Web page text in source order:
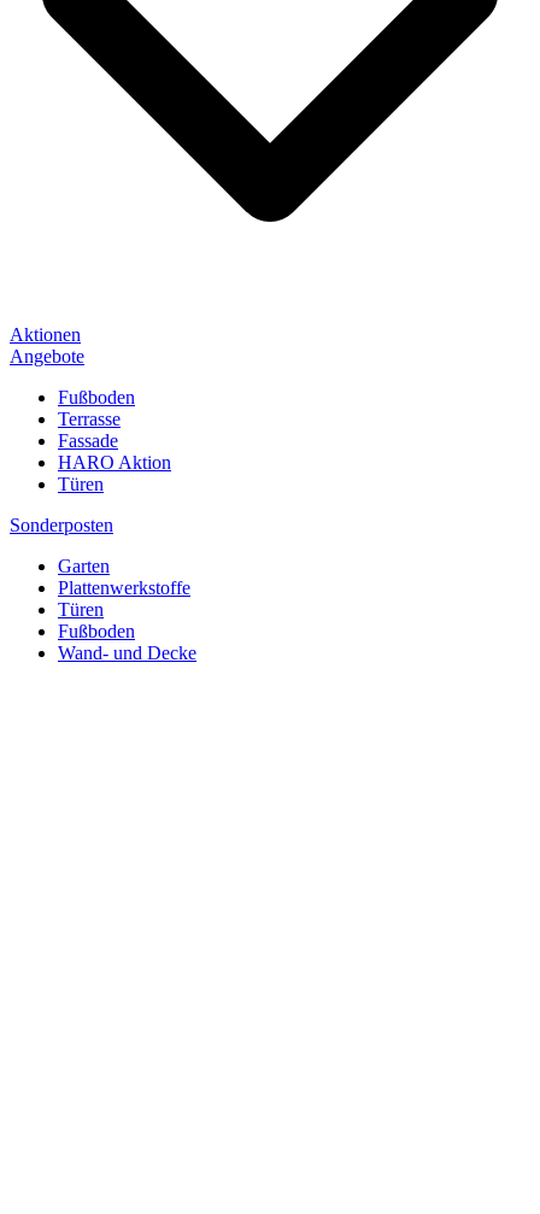
Aktionen
Angebote
Fußboden
Terrasse
Fassade
HARO Aktion
Türen
Sonderposten
Garten
Plattenwerkstoffe
Türen
Fußboden
Wand- und Decke